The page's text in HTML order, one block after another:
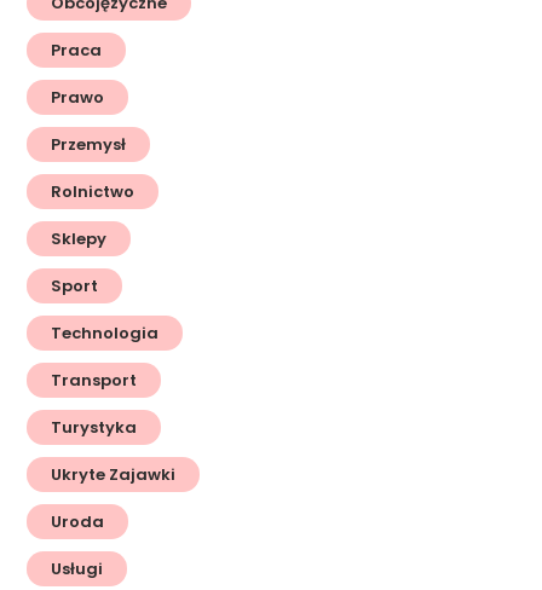
Praca
Prawo
Przemysł
Rolnictwo
Sklepy
Sport
Technologia
Transport
Turystyka
Ukryte Zajawki
Uroda
Usługi